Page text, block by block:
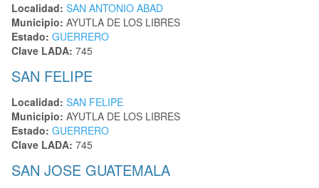
Localidad: SAN ANTONIO ABAD
Municipio: AYUTLA DE LOS LIBRES
Estado: GUERRERO
Clave LADA: 745
SAN FELIPE
Localidad: SAN FELIPE
Municipio: AYUTLA DE LOS LIBRES
Estado: GUERRERO
Clave LADA: 745
SAN JOSE GUATEMALA